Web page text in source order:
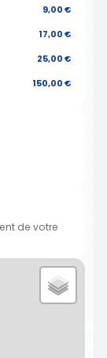
9,00 €
17,00 €
25,00 €
150,00 €
de votre